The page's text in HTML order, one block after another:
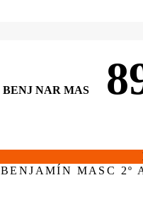
BENJ NAR MAS
BENJAMÍN MASC 2º